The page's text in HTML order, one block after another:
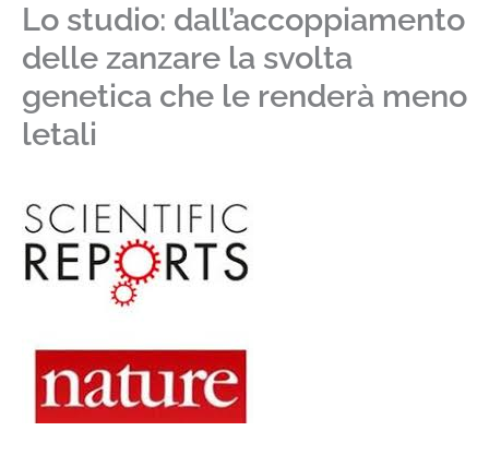
Lo studio: dall’accoppiamento
delle zanzare la svolta
genetica che le renderà meno
letali